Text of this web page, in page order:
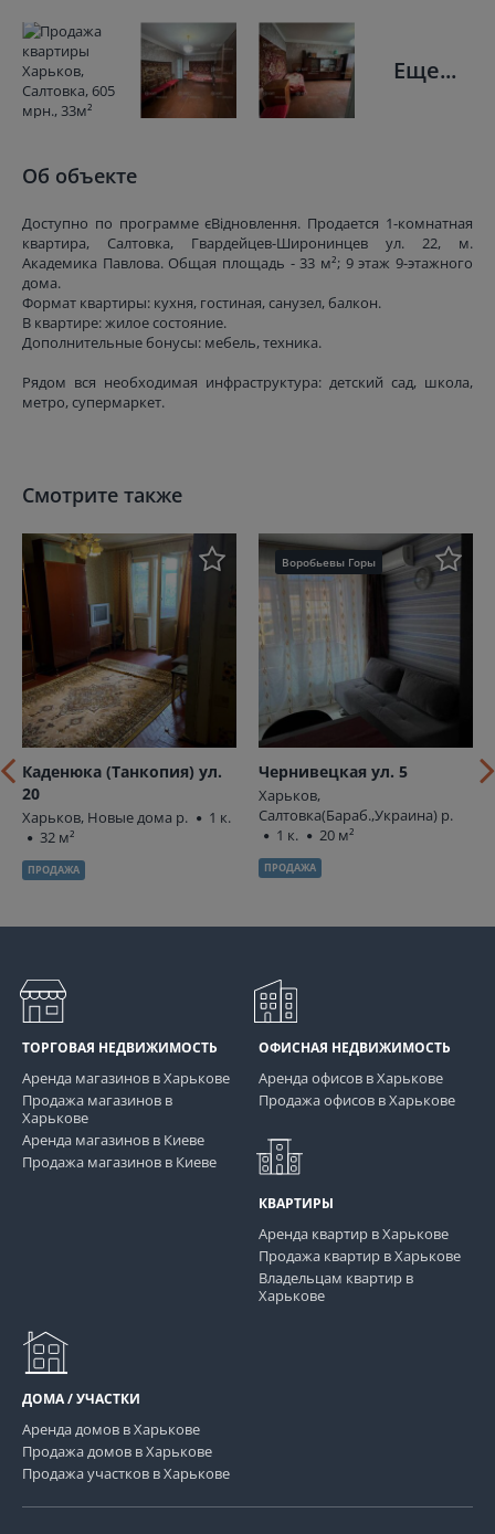
Еще...
Об объекте
Доступно по программе єВідновлення. Продается 1-комнатная
квартира, Салтовка, Гвардейцев-Широнинцев ул. 22, м.
Академика Павлова. Общая площадь - 33 м²; 9 этаж 9-этажного
дома.
Формат квартиры: кухня, гостиная, санузел, балкон.
В квартире: жилое состояние.
Дополнительные бонусы: мебель, техника.
Рядом вся необходимая инфраструктура: детский сад, школа,
метро, супермаркет.
Смотрите также
Каденюка (Танкопия) ул.
20
Харьков, Новые дома р.
1 к.
32 м²
ПРОДАЖА
Воробьевы Горы
Чернивецкая ул. 5
Харьков,
Салтовка(Бараб.,Украина) р.
1 к.
20 м²
ПРОДАЖА
ТОРГОВАЯ НЕДВИЖИМОСТЬ
Аренда магазинов в Харькове
Продажа магазинов в
Харькове
Аренда магазинов в Киеве
Продажа магазинов в Киеве
ОФИСНАЯ НЕДВИЖИМОСТЬ
Аренда офисов в Харькове
Продажа офисов в Харькове
КВАРТИРЫ
Аренда квартир в Харькове
Продажа квартир в Харькове
Владельцам квартир в
Харькове
ДОМА / УЧАСТКИ
Аренда домов в Харькове
Продажа домов в Харькове
Продажа участков в Харькове